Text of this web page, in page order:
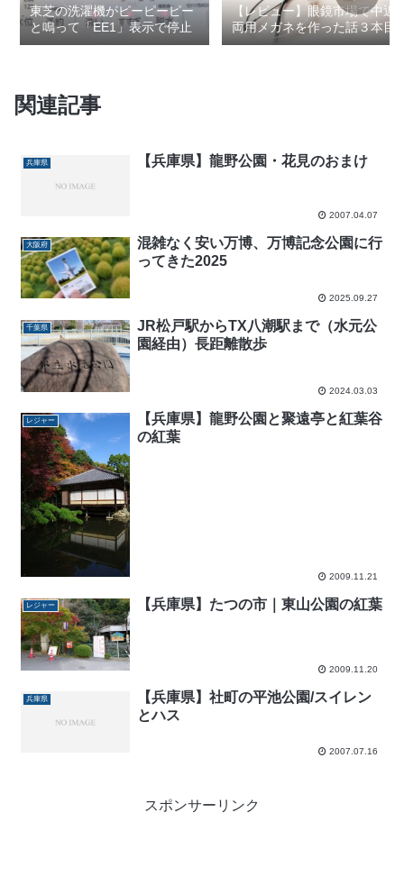
東芝の洗濯機がピーピーピー
と鳴って「EE1」表示で停止
【レビュー】眼鏡市場で中近
両用メガネを作った話３本目
関連記事
兵庫県 【兵庫県】龍野公園・花見のおまけ
2007.04.07
大阪府
混雑なく安い万博、万博記念公園に行
ってきた2025
2025.09.27
千葉県
JR松戸駅からTX八潮駅まで（水元公
園経由）長距離散歩
2024.03.03
レジャー
【兵庫県】龍野公園と聚遠亭と紅葉谷
の紅葉
2009.11.21
レジャー 【兵庫県】たつの市｜東山公園の紅葉
2009.11.20
兵庫県
【兵庫県】社町の平池公園/スイレン
とハス
2007.07.16
スポンサーリンク